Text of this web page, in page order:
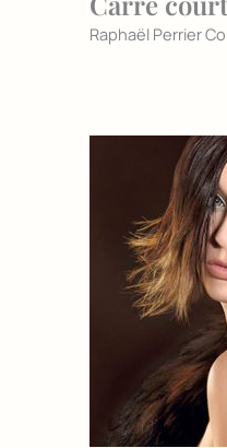
Raphaël Perrier